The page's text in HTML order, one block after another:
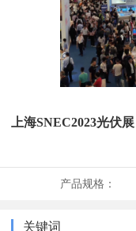
上海SNEC2023光伏
产品规格：
关键词